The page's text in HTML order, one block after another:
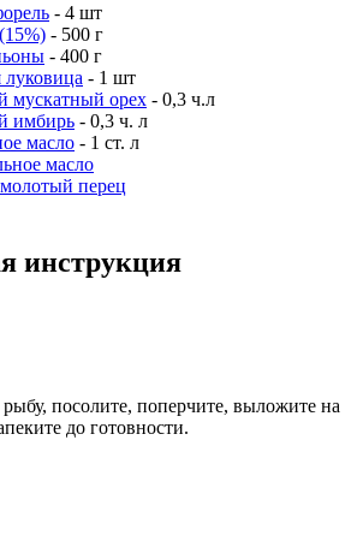
- 4 шт
- 500 г
- 400 г
- 1 шт
мускатный орех - 0,3 ч.л
имбирь - 0,3 ч. л
масло - 1 ст. л
масло
перец
инструкция
посолите, поперчите, выложите на
до готовности.